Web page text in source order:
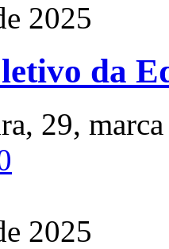
2025
da
29,
2025